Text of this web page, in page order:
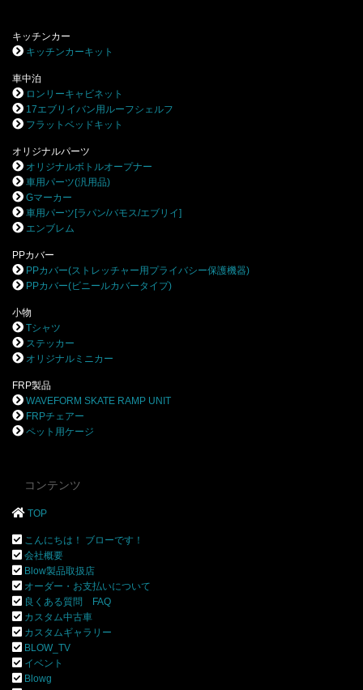
キッチンカー
キッチンカーキット
車中泊
ロンリーキャビネット
17エブリイバン用ルーフシェルフ
フラットベッドキット
オリジナルパーツ
オリジナルボトルオープナー
車用パーツ(汎用品)
Gマーカー
車用パーツ[ラパン/バモス/エブリイ]
エンブレム
PPカバー
PPカバー(ストレッチャー用プライバシー保護機器)
PPカバー(ビニールカバータイプ)
小物
Tシャツ
ステッカー
オリジナルミニカー
FRP製品
WAVEFORM SKATE RAMP UNIT
FRPチェアー
ペット用ケージ
コンテンツ
TOP
こんにちは！ ブローです！
会社概要
Blow製品取扱店
オーダー・お支払いについて
良くある質問 FAQ
カスタム中古車
カスタムギャラリー
BLOW_TV
イベント
Blowg